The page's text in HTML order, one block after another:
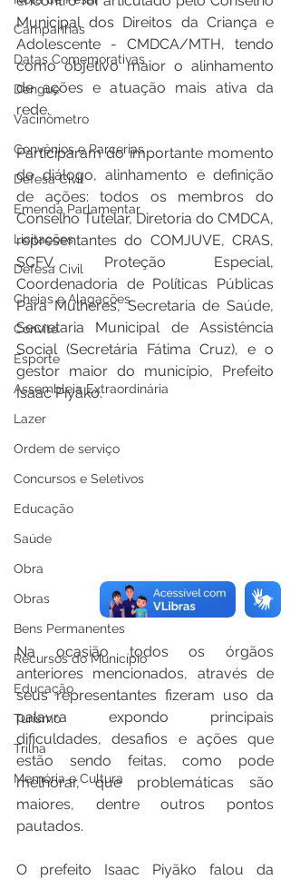
Campanhas
Datas Comemorativas
Dengue
Vacinômetro
Convênios e Parcerias
Defesa Civil
Emenda Parlamentar
Licitações
Defesa Civil
Cheias e Alagações
Convite
Esporte
Assembleia Extraordinária
Lazer
Ordem de serviço
Concursos e Seletivos
Educação
Saúde
Obra
Obras
Bens Permanentes
Recursos do Município
Educação
Turismo
Trilha
Memória e Cultura
Municipal dos Direitos da Criança e
Adolescente - CMDCA/MTH, tendo
como objetivo maior o alinhamento
de ações e atuação mais ativa da
rede.
Participaram do importante momento
de diálogo, alinhamento e definição
de ações: todos os membros do
Conselho Tutelar, Diretoria do CMDCA,
representantes do COMJUVE, CRAS,
SCFV, Proteção Especial,
Coordenadoria de Políticas Públicas
Para Mulheres, Secretaria de Saúde,
Secretaria Municipal de Assistência
Social (Secretária Fátima Cruz), e o
gestor maior do município, Prefeito
Isaac Piyãko.
Na ocasião todos os órgãos
anteriores mencionados, através de
seus representantes fizeram uso da
palavra expondo principais
dificuldades, desafios e ações que
estão sendo feitas, como pode
melhorar, que problemáticas são
maiores, dentre outros pontos
pautados.
O prefeito Isaac Piyãko falou da